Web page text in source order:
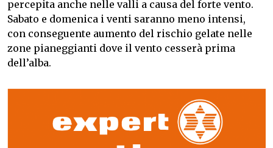
percepita anche nelle valli a causa del forte vento.
Sabato e domenica i venti saranno meno intensi,
con conseguente aumento del rischio gelate nelle
zone pianeggianti dove il vento cesserà prima
dell’alba.